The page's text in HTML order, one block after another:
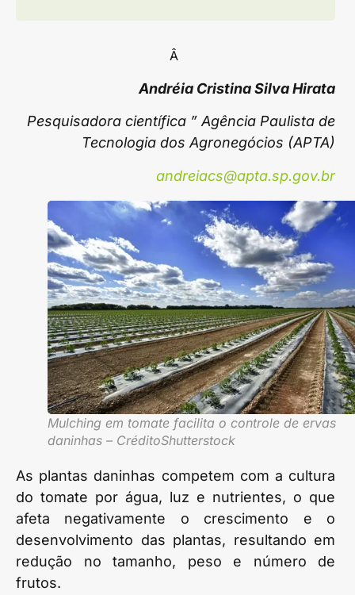
Â
Andréia Cristina Silva Hirata
Pesquisadora científica ” Agência Paulista de
Tecnologia dos Agronegócios (APTA)
andreiacs@apta.sp.gov.br
Mulching em tomate facilita o controle de ervas
daninhas – CréditoShutterstock
As plantas daninhas competem com a cultura
do tomate por água, luz e nutrientes, o que
afeta negativamente o crescimento e o
desenvolvimento das plantas, resultando em
redução no tamanho, peso e número de
frutos.